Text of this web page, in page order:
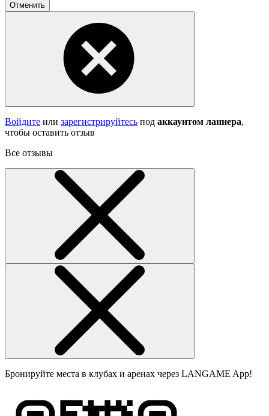
Отменить
Войдите или зарегистрируйтесь под аккаунтом ланнера,
чтобы оставить отзыв
Все отзывы
Бронируйте места в клубах и аренах через LANGAME App!